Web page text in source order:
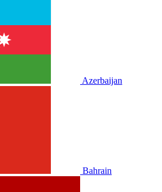
Azerbaijan
Bahrain